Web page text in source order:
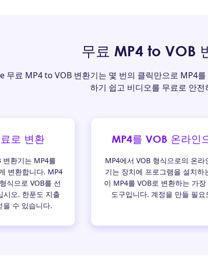
무료 MP4 to VOB
무료 MP4 to VOB 변환기는 몇 번의 클릭만으로 MP4
하기 쉽고 비디오를 무료로 안전
로 변환
환기는 MP4를
변환합니다. MP4
식으로 VOB를 선
시오. 한푼도 지출
수 있습니다.
MP4를 VOB 온라인
MP4에서 VOB 형식으로의 온라
기는 장치에 프로그램을 설치하
이 MP4를 VOB로 변환하는 가
도구입니다. 계정을 만들 필요